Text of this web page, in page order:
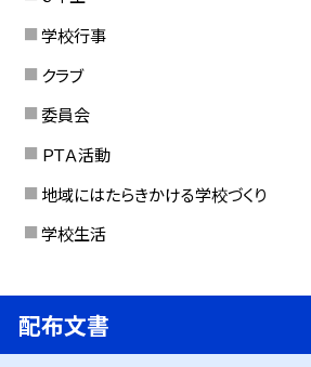
学校行事
クラブ
委員会
ＰＴＡ活動
地域にはたらきかける学校づくり
学校生活
配布文書